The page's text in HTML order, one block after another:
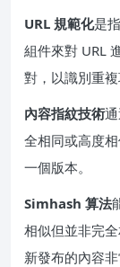
URL 規範化是
組件來對 URL
對，以識別重複
內容指紋技術
全相同或高度
一個版本。
Simhash 算法
相似但並非完
新發布的內容非